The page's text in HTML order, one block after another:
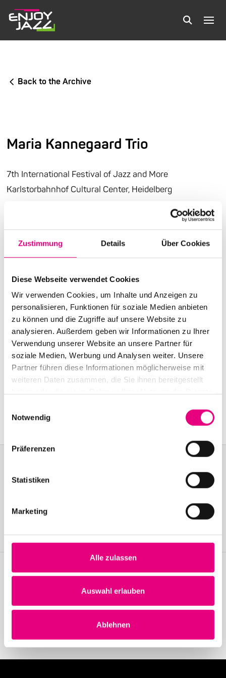
Zustimmung Details Über Cookies
Diese Webseite verwendet Cookies
Wir verwenden Cookies, um Inhalte und Anzeigen zu
personalisieren, Funktionen für soziale Medien anbieten
zu können und die Zugriffe auf unsere Website zu
analysieren. Außerdem geben wir Informationen zu Ihrer
Verwendung unserer Website an unsere Partner für
soziale Medien, Werbung und Analysen weiter. Unsere
Partner führen diese Informationen möglicherweise mit
weiteren Daten zusammen, die Sie ihnen bereitgestellt
Notwendig
Präferenzen
Statistiken
Marketing
Alle zulassen
Auswahl erlauben
Ablehnen
Back to the Archive
Maria Kannegaard Trio
7th International Festival of Jazz and More
Karlstorbahnhof Cultural Center, Heidelberg
Doors open:October
End:October22, 2005 - 12:00 a.m.
Cast:
Maria Kannegaard: p
Ole Morten Vagan: b
Thomas Stronen: dr
Nationality: Norway
Karlstorbahnhof Cultural Center, Heidelberg:1Am
Join the Enjoy Jazz and receive exclusive information about the
Become a member
Stay up to date!
Receive the latest news regularly with our Enjoy Jazz.
Subscribe to our newsletter